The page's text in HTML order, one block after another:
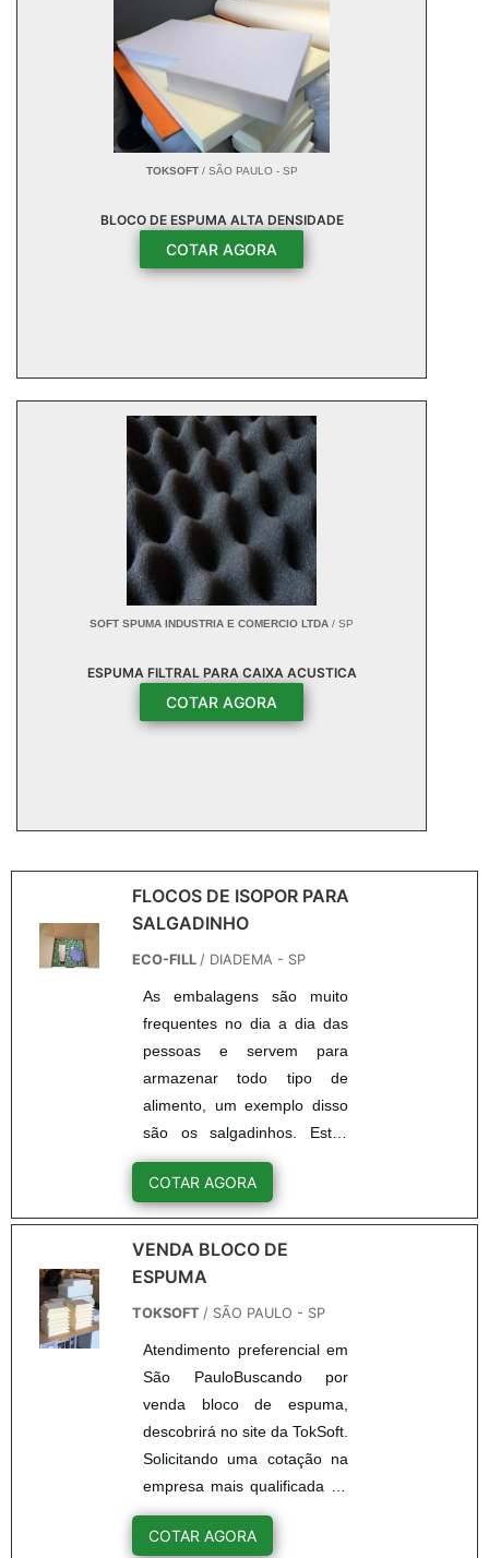
TOKSOFT/ SÃO PAULO - SP
BLOCO DE ESPUMA ALTA DENSIDADE
COTAR AGORA
SOFT SPUMA INDUSTRIA E COMERCIO LTDA / SP
ESPUMA FILTRAL PARA CAIXA ACUSTICA
COTAR AGORA
FLOCOS DE ISOPOR PARA
SALGADINHO
ECO-FILL / DIADEMA - SP
As embalagens são muito
frequentes no dia a dia das
pessoas e servem para
armazenar todo tipo de
alimento, um exemplo disso
são os salgadinhos. Estes
precisam de uma
embalagem vedada, estável
e que tenha segurança
dentro de uma caixa que
será transportada. Para
proteção é necessário que a
pessoa tenha flocos de
isopor para salgadinho
ocupando todos os espaços
vazios das caixas.Flocos de
isopor para salgadinh...
COTAR AGORA
VENDA BLOCO DE
ESPUMA
TOKSOFT / SÃO PAULO - SP
Atendimento preferencial em
São PauloBuscando por
venda bloco de espuma,
descobrirá no site da TokSoft.
Solicitando uma cotação na
empresa mais qualificada do
mercado e conhecendo a
líder em qualidade.Quando o
COTAR AGORA